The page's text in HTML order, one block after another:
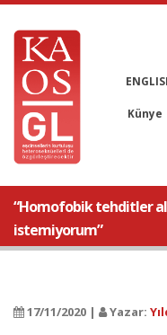
Künye
“Homofobik tehditler
istemiyorum”
17/11/2020 | Yazar: